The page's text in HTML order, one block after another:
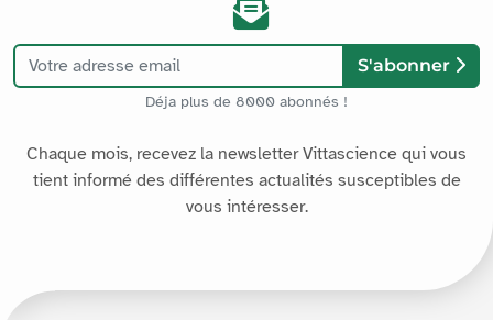
S'abonner
Déja plus de 8000 abonnés !
Chaque mois, recevez la newsletter Vittascience qui vous
tient informé des différentes actualités susceptibles de
vous intéresser.